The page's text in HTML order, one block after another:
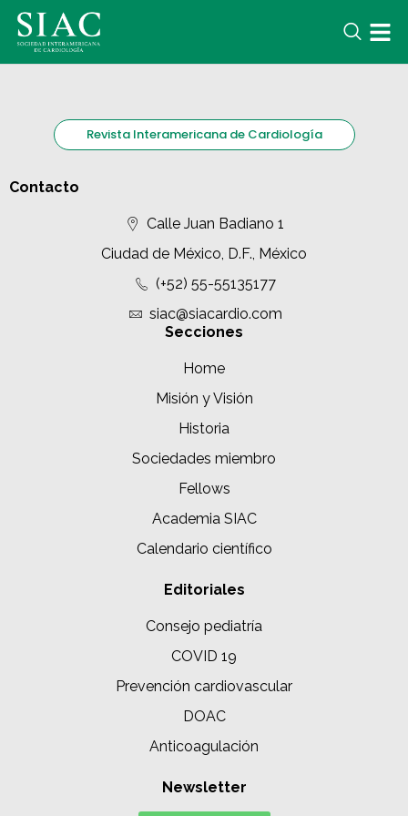
Revista Interamericana de Cardiología
Contacto
Calle Juan Badiano 1
Ciudad de México, D.F., México
(+52) 55-55135177
siac@siacardio.com
Secciones
Home
Misión y Visión
Historia
Sociedades miembro
Fellows
Academia SIAC
Calendario científico
Editoriales
Consejo pediatría
COVID 19
Prevención cardiovascular
DOAC
Anticoagulación
Newsletter